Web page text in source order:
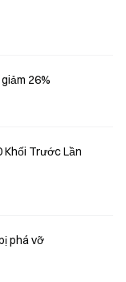
26%
Khối Trước Lần
tiến sát ngưỡng $74K sau khi $80K bị phá vỡ